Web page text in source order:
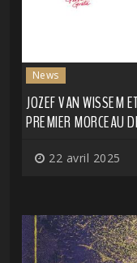
News
JOZEF VAN WISSEM
PREMIER MORCEAU
22 avril 2025